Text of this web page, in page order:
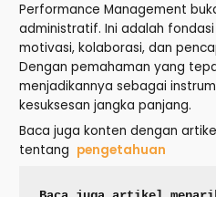
Performance Management
administratif. Ini adalah
motivasi, kolaborasi, dan
Dengan pemahaman yang
menjadikannya sebagai
kesuksesan jangka panjang.
Baca juga konten dengan
tentang pengetahuan